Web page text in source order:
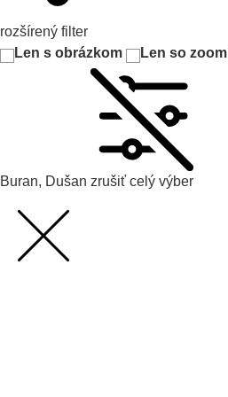
rozšírený filter
Len s obrázkom
Len so zoom
Buran, Dušan zrušiť celý výber